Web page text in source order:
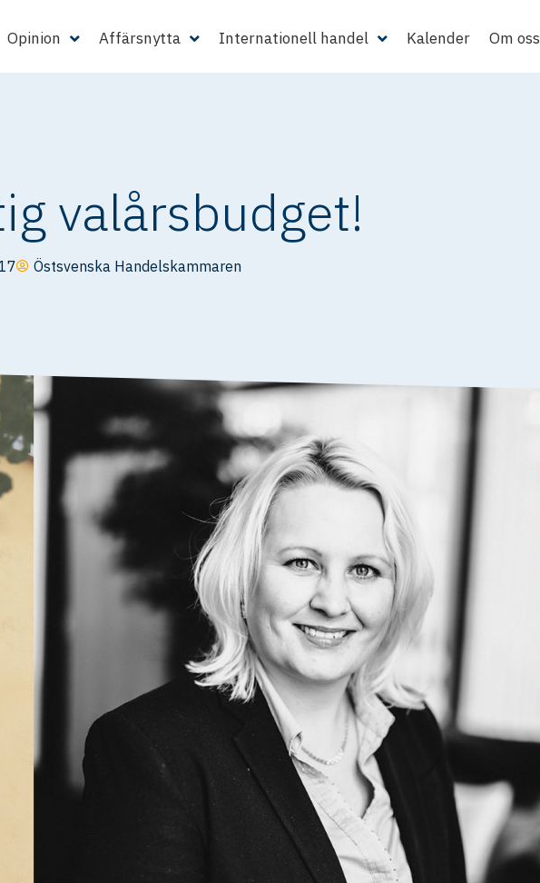
Opinion Affärsnytta Internationell handel Kalender Om oss
valårsbudget!
Östsvenska Handelskammaren